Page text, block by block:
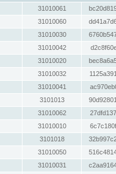
31010061
31010060
31010030
31010042
31010020
31010032
31010041
3101013
31010062
31010010
3101018
31010050
31010031